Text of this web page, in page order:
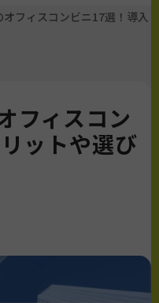
フィスコンビニ17選！導入
フィスコン
ットや選び